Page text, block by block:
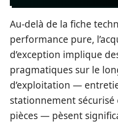
Au-delà de la fiche
performance pure,
d’exception implique
pragmatiques sur le
d’exploitation —
stationnement
pièces — pèsent